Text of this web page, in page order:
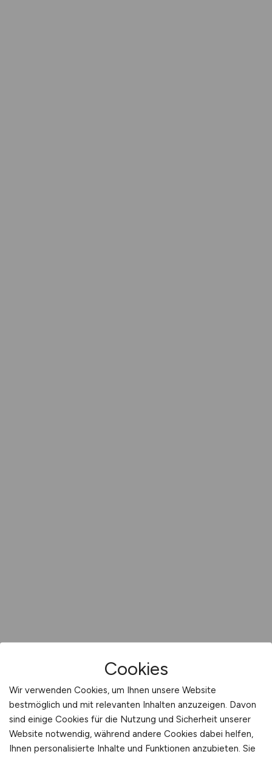
Cookies
Wir verwenden Cookies, um Ihnen unsere Website
bestmöglich und mit relevanten Inhalten anzuzeigen. Davon
sind einige Cookies für die Nutzung und Sicherheit unserer
Website notwendig, während andere Cookies dabei helfen,
Ihnen personalisierte Inhalte und Funktionen anzubieten. Sie